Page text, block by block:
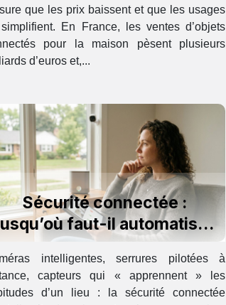
que les prix baissent et que les usages
En France, les ventes d’objets
pour la maison pèsent plusieurs
d’euros et,...
Sécurité connectée :
faut-il automatiser
la surveillance ?
intelligentes, serrures pilotées à
capteurs qui « apprennent » les
d’un lieu : la sécurité connectée